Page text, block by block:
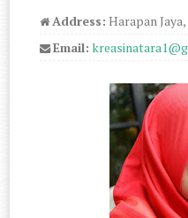
Address: Harapan
Email: